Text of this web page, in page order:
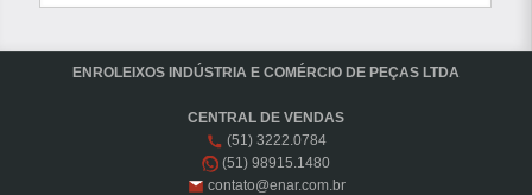
ENROLEIXOS INDÚSTRIA E COMÉRCIO DE PEÇAS LTDA
CENTRAL DE VENDAS
(51) 3222.0784
(51) 98915.1480
contato@enar.com.br